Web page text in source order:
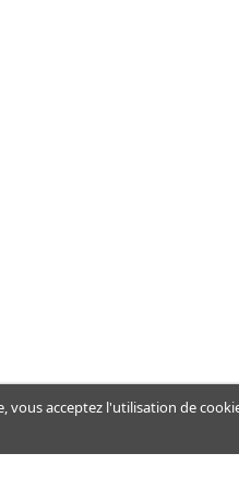
vous acceptez l'utilisation de